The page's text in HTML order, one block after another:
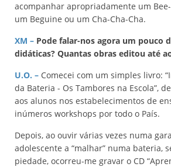
acompanhar apropriadamente um
um Beguine ou um Cha-Cha-Cha.
XM – Pode falar-nos agora um pouco
didáticas? Quantas obras editou até
U.O. – Comecei com um simples livro:
da Bateria - Os Tambores na Escola”,
aos alunos nos estabelecimentos de
inúmeros workshops por todo o País.
Depois, ao ouvir várias vezes numa
adolescente a “malhar” numa bateria,
piedade, ocorreu-me gravar o CD